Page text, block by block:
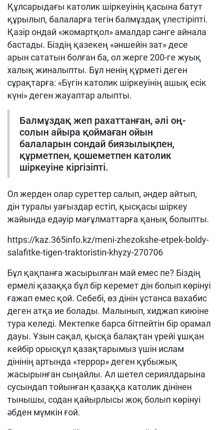
Құлсарыдағы католик шіркеуінің қасына батут
құрылып, балаларға тегін балмұздақ үлестіріпті.
Қазір ондай «жомартқол» амалдар сәнге айнала
бастады. Біздің қазекең «әншейін зат» десе
арын сататын болған ба, ол жерге 200-ге жуық
халық жиналыпты. Бұл ненің құрметі деген
сұрақтарға: «Бүгін католик шіркеуінің ашық есік
күні» деген жауаптар алыпты.
Балмұздақ жеп рахаттанған, әлі оң-
солын айыра қоймаған ойын
балаларын сондай биязылықпен,
құрметпен, қошеметпен католик
шіркеуіне кіргізіпті.
Ол жерден олар суреттер салып, әндер айтып,
дін туралы уағыздар естіп, қысқасы шіркеу
жайында едәуір мағұлматтарға қанық болыпты.
https://kaz.365info.kz/meni-zhezokshe-etpek-boldy-
salafitke-tigen-traktoristin-khyzy-270706
Бұл қақпанға жасырылған май емес пе? Біздің
ермелі қазаққа бұл бір керемет дін болып көрінуі
ғажап емес қой. Себебі, өз дінін ұстанса вахабис
деген атқа ие болады. Малынып, хиджап киюіне
тура келеді. Мектепке барса бітпейтін бір орамал
дауы. Ұзын сақал, қысқа балақтан үрейі ұшқан
кейбір орысқұл қазақтарымыз үшін ислам
дінінің артында «террор» деген құбыжық
жасырынған сыңайлы. Ал шетел сериялдарына
сусындап тойынған қазаққа католик дінінен
тынышы, содан қайырлысы жоқ болып көрінуі
әбден мүмкін ғой.